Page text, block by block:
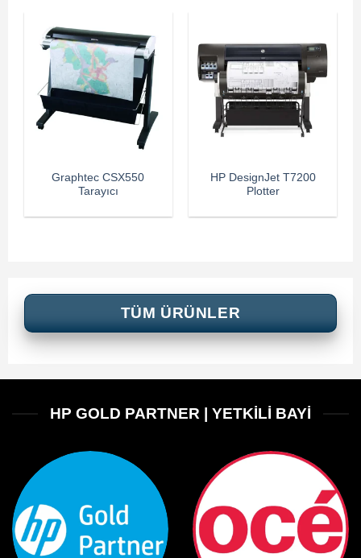
Graphtec CSX550
Tarayıcı
HP DesignJet T7200
Plotter
TÜM ÜRÜNLER
HP GOLD PARTNER | YETKİLİ BAYİ